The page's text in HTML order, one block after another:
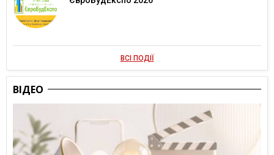
ВСІ ПОДІЇ
ВІДЕО